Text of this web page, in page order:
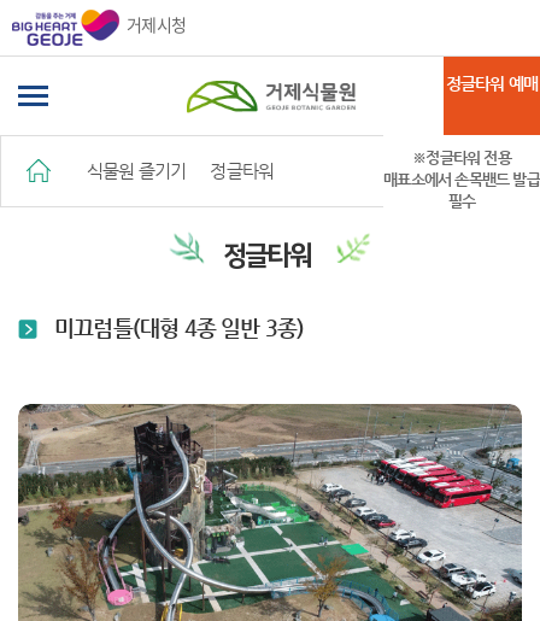
거제시청
정글타워 예매
※정글타워 전용
매표소에서 손목밴드 발급
필수
식물원 즐기기 정글타워
정글타워
미끄럼틀(대형 4종 일반 3종)